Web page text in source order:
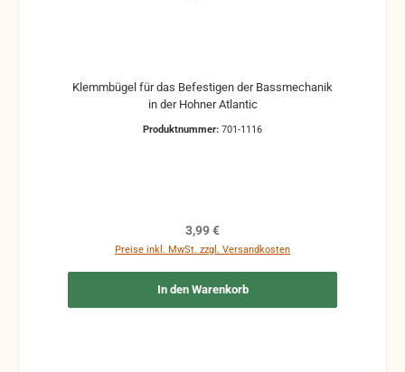
Klemmbügel für das Befestigen der Bassmechanik
in der Hohner Atlantic
Produktnummer: 701-1116
Regulärer Preis:
3,99 €
Preise inkl. MwSt. zzgl. Versandkosten
In den Warenkorb